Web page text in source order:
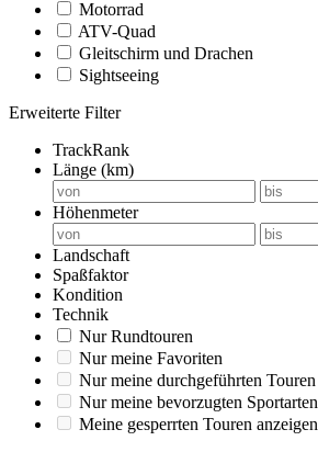
Motorrad
ATV-Quad
Gleitschirm und Drachen
Sightseeing
Erweiterte Filter
TrackRank
Länge (km)
Höhenmeter
Landschaft
Spaßfaktor
Kondition
Technik
Nur Rundtouren
Nur meine Favoriten
Nur meine durchgeführten Touren
Nur meine bevorzugten Sportarten
Meine gesperrten Touren anzeigen